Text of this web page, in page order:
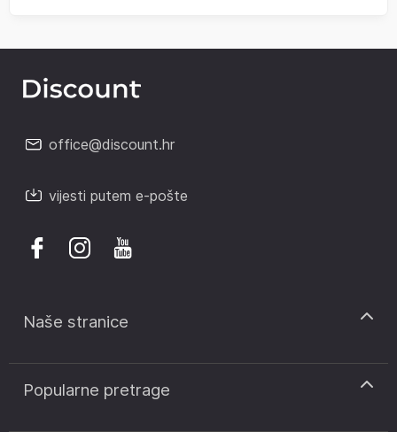
office@discount.hr
vijesti putem e-pošte
Naše stranice
discount.sk
discount.ro
Popularne pretrage